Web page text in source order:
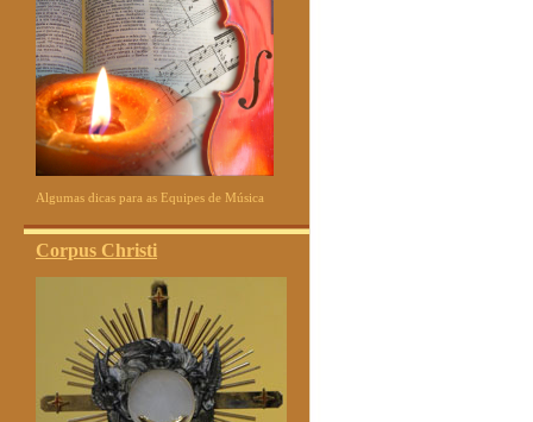
Algumas dicas para as Equipes de Música
Corpus Christi